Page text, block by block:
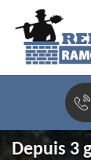
Depuis 3